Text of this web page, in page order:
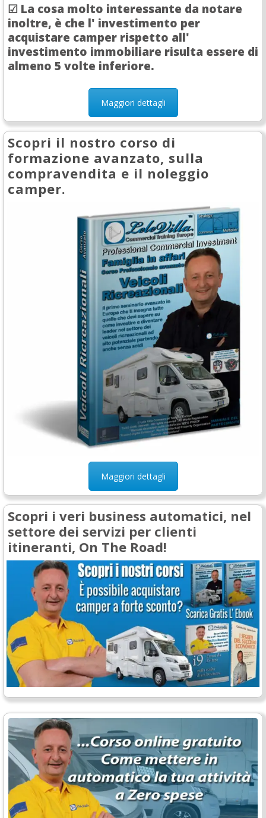
☑ La cosa molto interessante da notare
inoltre, è che l' investimento per
acquistare camper rispetto all'
investimento immobiliare risulta essere di
almeno 5 volte inferiore.
Maggiori dettagli
Scopri il nostro corso di
formazione avanzato, sulla
compravendita e il noleggio
camper.
Maggiori dettagli
Scopri i veri business automatici, nel
settore dei servizi per clienti
itineranti, On The Road!